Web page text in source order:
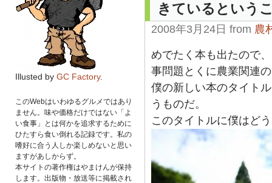
きているという
2008年3月24日 from 農
めでたく本も出たので
事問題とくに農業関連
僕の新しい本のタイト
うものだ。
このタイトルに僕はど
Illusted by GC Factory.
このWebはいわゆるグルメではあり
ません。味や価格だけではない「よ
い食事」とは何かを追求するために
ひたすら食い倒れる記録です。私の
嗜好に合う人しか楽しめないと思い
ますがあしからず。
本サイトの著作権はやまけんが保持
します。出版物・放送等に掲載され